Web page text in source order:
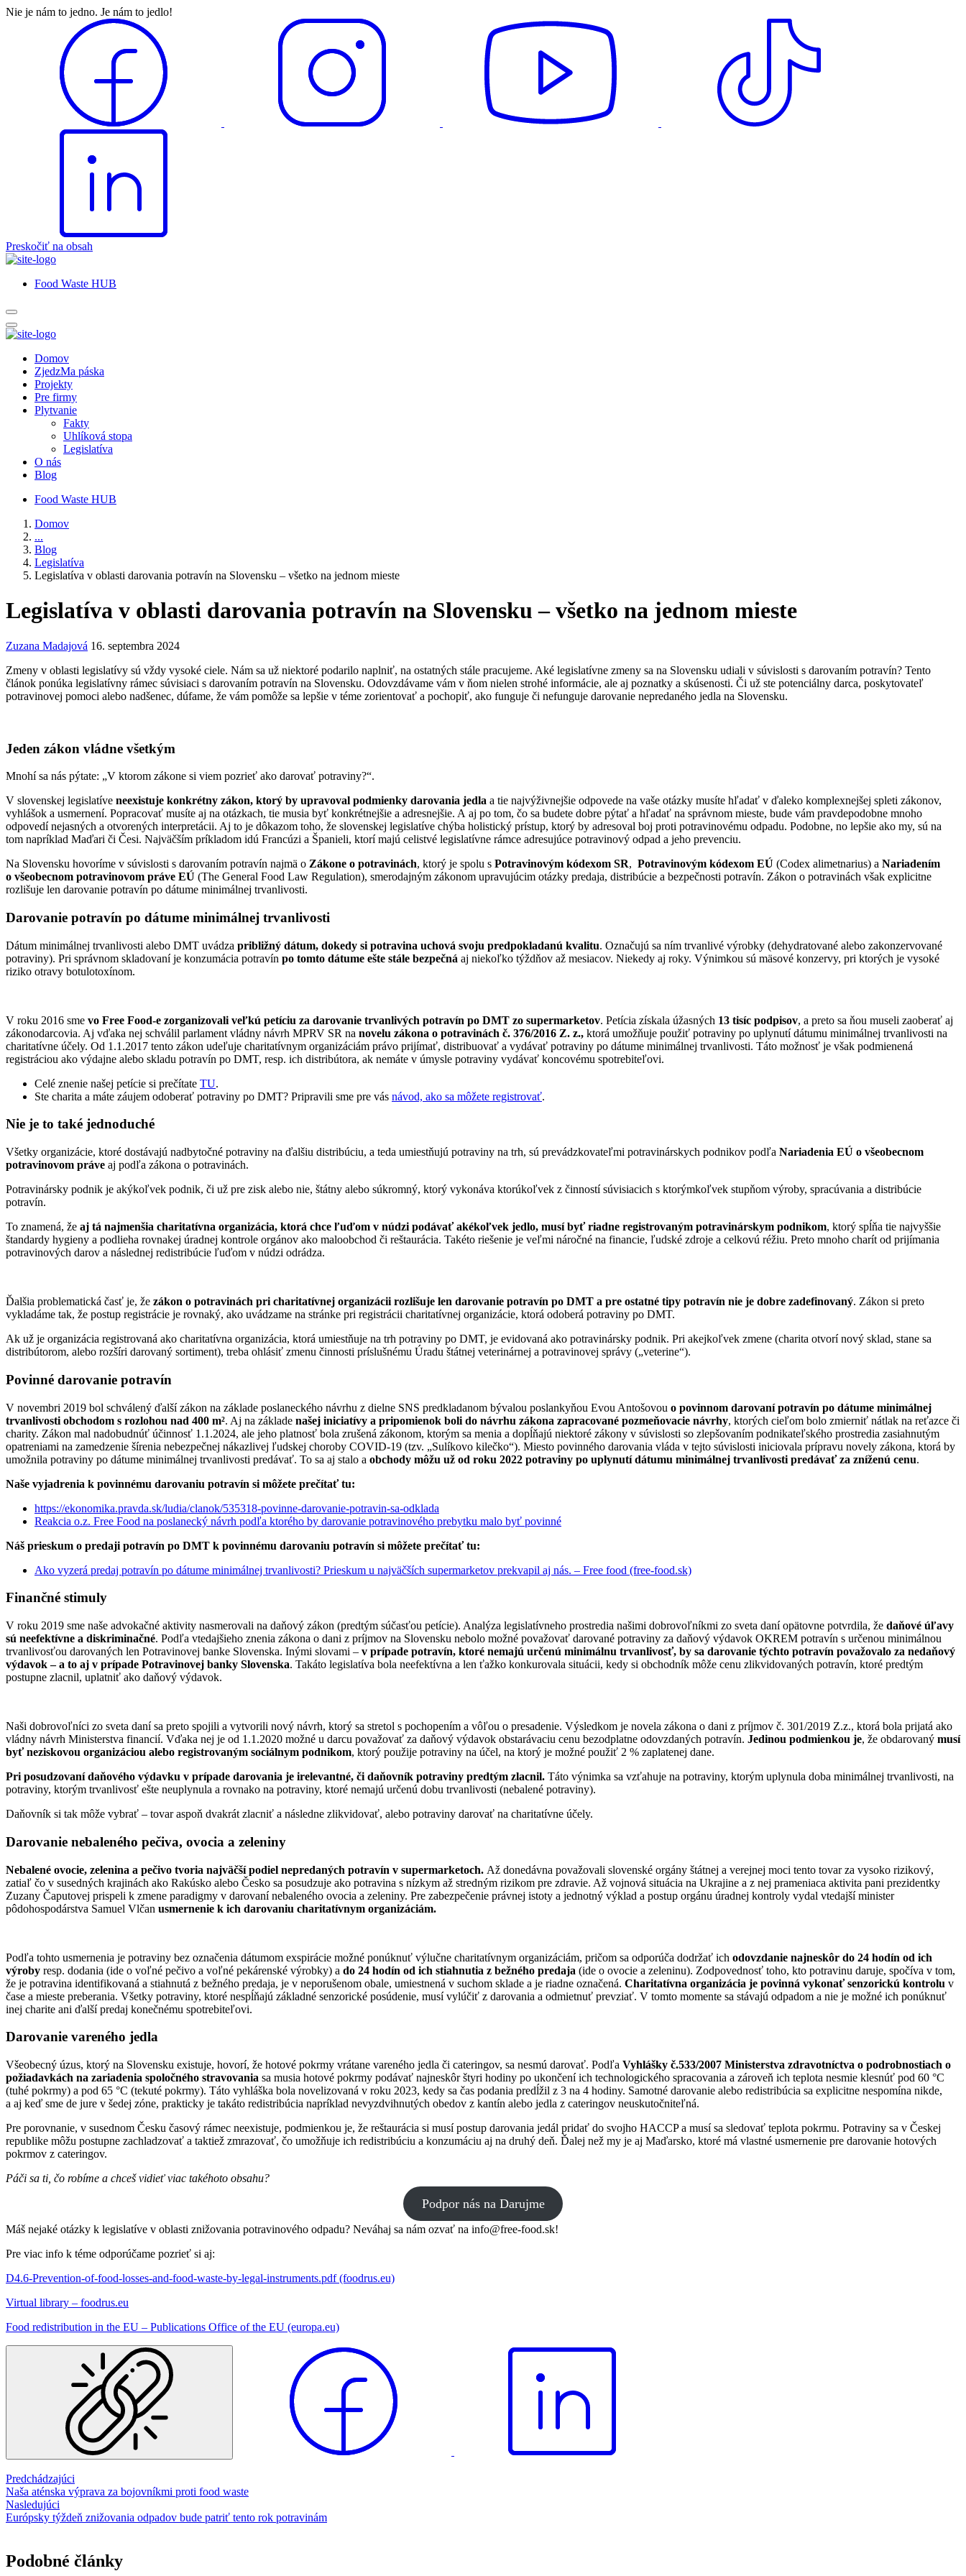
Nie je nám to jedno. Je nám to jedlo!
Preskočiť na obsah
Food Waste HUB
Domov
ZjedzMa páska
Projekty
Pre firmy
Plytvanie
Fakty
Uhlíková stopa
Legislatíva
O nás
Blog
Food Waste HUB
Domov
...
Blog
Legislatíva
Legislatíva v oblasti darovania potravín na Slovensku – všetko na jednom mieste
Legislatíva v oblasti darovania potravín na Slovensku – všetko na jednom mieste
Zuzana Madajová 16. septembra 2024
Zmeny v oblasti legislatívy sú vždy vysoké ciele. Nám sa už niektoré podarilo naplniť, na ostatných stále pracujeme. Aké legislatívne zmeny sa na Slovensku udiali v súvislosti s darovaním potravín? Tento
článok ponúka legislatívny rámec súvisiaci s darovaním potravín na Slovensku. Odovzdávame vám v ňom nielen strohé informácie, ale aj poznatky a skúsenosti. Či už ste potenciálny darca, poskytovateľ
potravinovej pomoci alebo nadšenec, dúfame, že vám pomôže sa lepšie v téme zorientovať a pochopiť, ako funguje či nefunguje darovanie nepredaného jedla na Slovensku.
Jeden zákon vládne všetkým
Mnohí sa nás pýtate: „V ktorom zákone si viem pozrieť ako darovať potraviny?“.
V slovenskej legislatíve neexistuje konkrétny zákon, ktorý by upravoval podmienky darovania jedla a tie najvýživnejšie odpovede na vaše otázky musíte hľadať v ďaleko komplexnejšej spleti zákonov,
vyhlášok a usmernení. Popracovať musíte aj na otázkach, tie musia byť konkrétnejšie a adresnejšie. A aj po tom, čo sa budete dobre pýtať a hľadať na správnom mieste, bude vám pravdepodobne mnoho
odpovedí nejasných a otvorených interpretácii. Aj to je dôkazom toho, že slovenskej legislatíve chýba holistický prístup, ktorý by adresoval boj proti potravinovému odpadu. Podobne, no lepšie ako my, sú na
tom napríklad Maďari či Česi. Najväčším príkladom idú Francúzi a Španieli, ktorí majú celistvé legislatívne rámce adresujúce potravinový odpad a jeho prevenciu.
Na Slovensku hovoríme v súvislosti s darovaním potravín najmä o Zákone o potravinách, ktorý je spolu s Potravinovým kódexom SR, Potravinovým kódexom EÚ (Codex alimetnarius) a Nariadením
o všeobecnom potravinovom práve EÚ (The General Food Law Regulation), smerodajným zákonom upravujúcim otázky predaja, distribúcie a bezpečnosti potravín. Zákon o potravinách však explicitne
rozlišuje len darovanie potravín po dátume minimálnej trvanlivosti.
Darovanie potravín po dátume minimálnej trvanlivosti
Dátum minimálnej trvanlivosti alebo DMT uvádza približný dátum, dokedy si potravina uchová svoju predpokladanú kvalitu. Označujú sa ním trvanlivé výrobky (dehydratované alebo zakonzervované
potraviny). Pri správnom skladovaní je konzumácia potravín po tomto dátume ešte stále bezpečná aj niekoľko týždňov až mesiacov. Niekedy aj roky. Výnimkou sú mäsové konzervy, pri ktorých je vysoké
riziko otravy botulotoxínom.
V roku 2016 sme vo Free Food-e zorganizovali veľkú petíciu za darovanie trvanlivých potravín po DMT zo supermarketov. Petícia získala úžasných 13 tisíc podpisov, a preto sa ňou museli zaoberať aj
zákonodarcovia. Aj vďaka nej schválil parlament vládny návrh MPRV SR na novelu zákona o potravinách č. 376/2016 Z. z., ktorá umožňuje použiť potraviny po uplynutí dátumu minimálnej trvanlivosti na
charitatívne účely. Od 1.1.2017 tento zákon udeľuje charitatívnym organizáciám právo prijímať, distribuovať a vydávať potraviny po dátume minimálnej trvanlivosti. Táto možnosť je však podmienená
registráciou ako výdajne alebo skladu potravín po DMT, resp. ich distribútora, ak nemáte v úmysle potraviny vydávať koncovému spotrebiteľovi.
Celé znenie našej petície si prečítate TU.
Ste charita a máte záujem odoberať potraviny po DMT? Pripravili sme pre vás návod, ako sa môžete registrovať.
Nie je to také jednoduché
Všetky organizácie, ktoré dostávajú nadbytočné potraviny na ďalšiu distribúciu, a teda umiestňujú potraviny na trh, sú prevádzkovateľmi potravinárskych podnikov podľa Nariadenia EÚ o všeobecnom
potravinovom práve aj podľa zákona o potravinách.
Potravinársky podnik je akýkoľvek podnik, či už pre zisk alebo nie, štátny alebo súkromný, ktorý vykonáva ktorúkoľvek z činností súvisiacich s ktorýmkoľvek stupňom výroby, spracúvania a distribúcie
potravín.
To znamená, že aj tá najmenšia charitatívna organizácia, ktorá chce ľuďom v núdzi podávať akékoľvek jedlo, musí byť riadne registrovaným potravinárskym podnikom, ktorý spĺňa tie najvyššie
štandardy hygieny a podlieha rovnakej úradnej kontrole orgánov ako maloobchod či reštaurácia. Takéto riešenie je veľmi náročné na financie, ľudské zdroje a celkovú réžiu. Preto mnoho charít od prijímania
potravinových darov a následnej redistribúcie ľuďom v núdzi odrádza.
Ďalšia problematická časť je, že zákon o potravinách pri charitatívnej organizácii rozlišuje len darovanie potravín po DMT a pre ostatné tipy potravín nie je dobre zadefinovaný. Zákon si preto
vykladáme tak, že postup registrácie je rovnaký, ako uvádzame na stránke pri registrácii charitatívnej organizácie, ktorá odoberá potraviny po DMT.
Ak už je organizácia registrovaná ako charitatívna organizácia, ktorá umiestňuje na trh potraviny po DMT, je evidovaná ako potravinársky podnik. Pri akejkoľvek zmene (charita otvorí nový sklad, stane sa
distribútorom, alebo rozšíri darovaný sortiment), treba ohlásiť zmenu činnosti príslušnému Úradu štátnej veterinárnej a potravinovej správy („veterine“).
Povinné darovanie potravín
V novembri 2019 bol schválený ďalší zákon na základe poslaneckého návrhu z dielne SNS predkladanom bývalou poslankyňou Evou Antošovou o povinnom darovaní potravín po dátume minimálnej
trvanlivosti obchodom s rozlohou nad 400 m². Aj na základe našej iniciatívy a pripomienok boli do návrhu zákona zapracované pozmeňovacie návrhy, ktorých cieľom bolo zmierniť nátlak na reťazce či
charity. Zákon mal nadobudnúť účinnosť 1.1.2024, ale jeho platnosť bola zrušená zákonom, ktorým sa menia a dopĺňajú niektoré zákony v súvislosti so zlepšovaním podnikateľského prostredia zasiahnutým
opatreniami na zamedzenie šírenia nebezpečnej nákazlivej ľudskej choroby COVID-19 (tzv. „Sulíkovo kilečko“). Miesto povinného darovania vláda v tejto súvislosti iniciovala prípravu novely zákona, ktorá by
umožnila potraviny po dátume minimálnej trvanlivosti predávať. To sa aj stalo a obchody môžu už od roku 2022 potraviny po uplynutí dátumu minimálnej trvanlivosti predávať za zníženú cenu.
Naše vyjadrenia k povinnému darovaniu potravín si môžete prečítať tu:
https://ekonomika.pravda.sk/ludia/clanok/535318-povinne-darovanie-potravin-sa-odklada
Reakcia o.z. Free Food na poslanecký návrh podľa ktorého by darovanie potravinového prebytku malo byť povinné
Náš prieskum o predaji potravín po DMT k povinnému darovaniu potravín si môžete prečítať tu:
Ako vyzerá predaj potravín po dátume minimálnej trvanlivosti? Prieskum u najväčších supermarketov prekvapil aj nás. – Free food (free-food.sk)
Finančné stimuly
V roku 2019 sme naše advokačné aktivity nasmerovali na daňový zákon (predtým súčasťou petície). Analýza legislatívneho prostredia našimi dobrovoľníkmi zo sveta daní opätovne potvrdila, že daňové úľavy
sú neefektívne a diskriminačné. Podľa vtedajšieho znenia zákona o dani z príjmov na Slovensku nebolo možné považovať darované potraviny za daňový výdavok OKREM potravín s určenou minimálnou
trvanlivosťou darovaných len Potravinovej banke Slovenska. Inými slovami – v prípade potravín, ktoré nemajú určenú minimálnu trvanlivosť, by sa darovanie týchto potravín považovalo za nedaňový
výdavok – a to aj v prípade Potravinovej banky Slovenska. Takáto legislatíva bola neefektívna a len ťažko konkurovala situácii, kedy si obchodník môže cenu zlikvidovaných potravín, ktoré predtým
postupne zlacnil, uplatniť ako daňový výdavok.
Naši dobrovoľníci zo sveta daní sa preto spojili a vytvorili nový návrh, ktorý sa stretol s pochopením a vôľou o presadenie. Výsledkom je novela zákona o dani z príjmov č. 301/2019 Z.z., ktorá bola prijatá ako
vládny návrh Ministerstva financií. Vďaka nej je od 1.1.2020 možné u darcu považovať za daňový výdavok obstarávaciu cenu bezodplatne odovzdaných potravín. Jedinou podmienkou je, že obdarovaný musí
byť neziskovou organizáciou alebo registrovaným sociálnym podnikom, ktorý použije potraviny na účel, na ktorý je možné použiť 2 % zaplatenej dane.
Pri posudzovaní daňového výdavku v prípade darovania je irelevantné, či daňovník potraviny predtým zlacnil. Táto výnimka sa vzťahuje na potraviny, ktorým uplynula doba minimálnej trvanlivosti, na
potraviny, ktorým trvanlivosť ešte neuplynula a rovnako na potraviny, ktoré nemajú určenú dobu trvanlivosti (nebalené potraviny).
Daňovník si tak môže vybrať – tovar aspoň dvakrát zlacniť a následne zlikvidovať, alebo potraviny darovať na charitatívne účely.
Darovanie nebaleného pečiva, ovocia a zeleniny
Nebalené ovocie, zelenina a pečivo tvoria najväčší podiel nepredaných potravín v supermarketoch. Až donedávna považovali slovenské orgány štátnej a verejnej moci tento tovar za vysoko rizikový,
zatiaľ čo v susedných krajinách ako Rakúsko alebo Česko sa posudzuje ako potravina s nízkym až stredným rizikom pre zdravie. Až vojnová situácia na Ukrajine a z nej prameniaca aktivita pani prezidentky
Zuzany Čaputovej prispeli k zmene paradigmy v darovaní nebaleného ovocia a zeleniny. Pre zabezpečenie právnej istoty a jednotný výklad a postup orgánu úradnej kontroly vydal vtedajší minister
pôdohospodárstva Samuel Vlčan usmernenie k ich darovaniu charitatívnym organizáciám.
Podľa tohto usmernenia je potraviny bez označenia dátumom exspirácie možné ponúknuť výlučne charitatívnym organizáciám, pričom sa odporúča dodržať ich odovzdanie najneskôr do 24 hodín od ich
výroby resp. dodania (ide o voľné pečivo a voľné pekárenské výrobky) a do 24 hodín od ich stiahnutia z bežného predaja (ide o ovocie a zeleninu). Zodpovednosť toho, kto potravinu daruje, spočíva v tom,
že je potravina identifikovaná a stiahnutá z bežného predaja, je v neporušenom obale, umiestnená v suchom sklade a je riadne označená. Charitatívna organizácia je povinná vykonať senzorickú kontrolu v
čase a mieste preberania. Všetky potraviny, ktoré nespĺňajú základné senzorické posúdenie, musí vylúčiť z darovania a odmietnuť prevziať. V tomto momente sa stávajú odpadom a nie je možné ich ponúknuť
inej charite ani ďalší predaj konečnému spotrebiteľovi.
Darovanie vareného jedla
Všeobecný úzus, ktorý na Slovensku existuje, hovorí, že hotové pokrmy vrátane vareného jedla či cateringov, sa nesmú darovať. Podľa Vyhlášky č.533/2007 Ministerstva zdravotníctva o podrobnostiach o
požiadavkách na zariadenia spoločného stravovania sa musia hotové pokrmy podávať najneskôr štyri hodiny po ukončení ich technologického spracovania a zároveň ich teplota nesmie klesnúť pod 60 °C
(tuhé pokrmy) a pod 65 °C (tekuté pokrmy). Táto vyhláška bola novelizovaná v roku 2023, kedy sa čas podania predĺžil z 3 na 4 hodiny. Samotné darovanie alebo redistribúcia sa explicitne nespomína nikde,
a aj keď sme de jure v šedej zóne, prakticky je takáto redistribúcia napríklad nevyzdvihnutých obedov z kantín alebo jedla z cateringov neuskutočniteľná.
Pre porovnanie, v susednom Česku časový rámec neexistuje, podmienkou je, že reštaurácia si musí postup darovania jedál pridať do svojho HACCP a musí sa sledovať teplota pokrmu. Potraviny sa v Českej
republike môžu postupne zachladzovať a taktiež zmrazovať, čo umožňuje ich redistribúciu a konzumáciu aj na druhý deň. Ďalej než my je aj Maďarsko, ktoré má vlastné usmernenie pre darovanie hotových
pokrmov z cateringov.
Páči sa ti, čo robíme a chceš vidieť viac takéhoto obsahu?
Podpor nás na Darujme
Máš nejaké otázky k legislatíve v oblasti znižovania potravinového odpadu? Neváhaj sa nám ozvať na info@free-food.sk!
Pre viac info k téme odporúčame pozrieť si aj:
D4.6-Prevention-of-food-losses-and-food-waste-by-legal-instruments.pdf (foodrus.eu)
Virtual library – foodrus.eu
Food redistribution in the EU – Publications Office of the EU (europa.eu)
Predchádzajúci
Naša aténska výprava za bojovníkmi proti food waste
Nasledujúci
Európsky týždeň znižovania odpadov bude patriť tento rok potravinám
Podobné články